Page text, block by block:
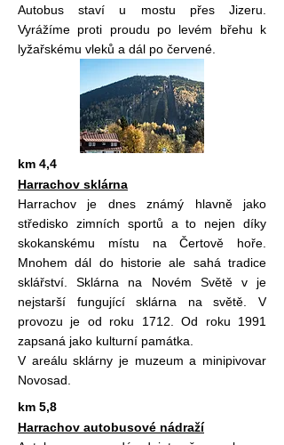
Autobus staví u mostu přes Jizeru.
Vyrážíme proti proudu po levém břehu k
lyžařskému vleků a dál po červené.
km 4,4
Harrachov sklárna
Harrachov je dnes známý hlavně jako
středisko zimních sportů a to nejen díky
skokanskému místu na Čertově hoře.
Mnohem dál do historie ale sahá tradice
sklářství. Sklárna na Novém Světě v je
nejstarší fungující sklárna na světě. V
provozu je od roku 1712. Od roku 1991
zapsaná jako kulturní památka.
V areálu sklárny je muzeum a minipivovar
Novosad.
km 5,8
Harrachov autobusové nádraží